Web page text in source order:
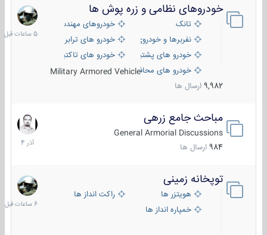
خودروهای نظامی و زره پوش ها
تانک
خودروهای مهندسی
نفربرها و خودروی های رزمی پیاده نظام
خودرو های ترابری نظامی
خودرو های پشتیبانی آتش ، شناسایی و ضد تانک
خودرو های تاکتیکی نظامی
خودرو های محافظت شدهMilitary Armored Vehicle
9,982 ارسال ها
5
ساعات
قبل
مباحث جامع زرهی
General Armorial Discussions
984 ارسال ها
7
آذر
1404
توپخانه زمینی
هویتزر ها
راکت انداز ها
خمپاره انداز ها
6
ساعات
قبل